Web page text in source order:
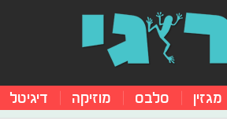
מגזין סלבס מוזיקה דיגיטל